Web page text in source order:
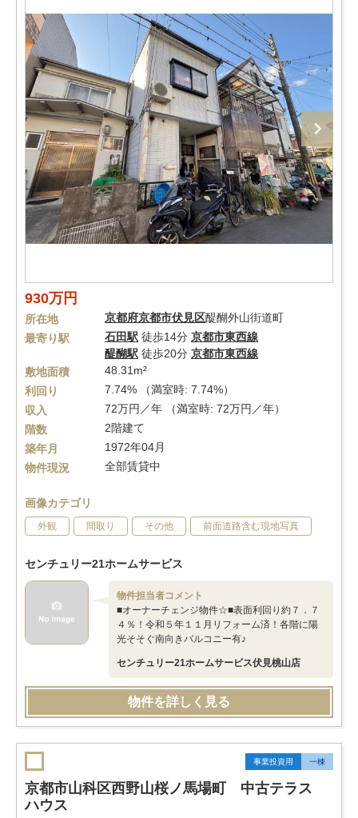
930万円
所在地 京都府京都市伏見区醍醐外山街道町
最寄り駅
石田駅 徒歩14分 京都市東西線
醍醐駅 徒歩20分 京都市東西線
敷地面積
48.31m²
利回り
7.74% （満室時: 7.74%）
収入
72万円／年 （満室時: 72万円／年）
階数
2階建て
築年月
1972年04月
物件現況
全部賃貸中
画像カテゴリ
外観 間取り その他 前面道路含む現地写真
センチュリー21ホームサービス
物件担当者コメント
■オーナーチェンジ物件☆■表面利回り約７．７
４％！令和５年１１月リフォーム済！各階に陽
光そそぐ南向きバルコニー有♪
センチュリー21ホームサービス伏見桃山店
物件を詳しく見る
事業投資用 一棟
京都市山科区西野山桜ノ馬場町 中古テラス
ハウス